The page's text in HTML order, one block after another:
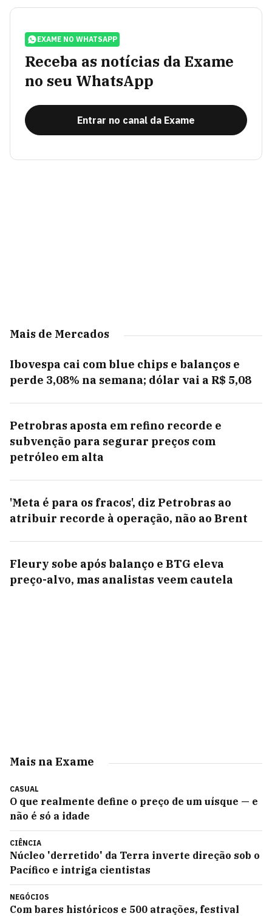
EXAME NO WHATSAPP
Receba as notícias da Exame
no seu WhatsApp
Entrar no canal da Exame
Mais de Mercados
Ibovespa cai com blue chips e balanços e
perde 3,08% na semana; dólar vai a R$ 5,08
Petrobras aposta em refino recorde e
subvenção para segurar preços com
petróleo em alta
'Meta é para os fracos', diz Petrobras ao
atribuir recorde à operação, não ao Brent
Fleury sobe após balanço e BTG eleva
preço-alvo, mas analistas veem cautela
Mais na Exame
CASUAL
O que realmente define o preço de um uísque — e
não é só a idade
CIÊNCIA
Núcleo 'derretido' da Terra inverte direção sob o
Pacífico e intriga cientistas
NEGÓCIOS
Com bares históricos e 500 atrações, festival